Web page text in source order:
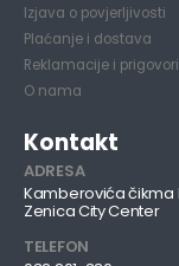
Izjava o povjerljivosti
Plaćanje i dostava
Reklamacije i prigovori
O nama
Kontakt
ADRESA
Kamberovića čikma
Zenica City Center
TELEFON